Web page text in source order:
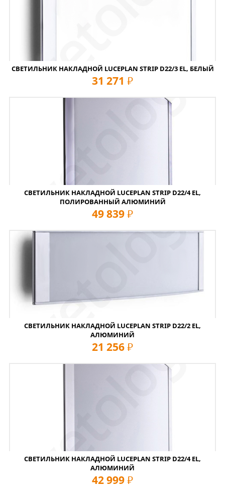
СВЕТИЛЬНИК НАКЛАДНОЙ LUCEPLAN STRIP D22/3 EL, БЕЛЫЙ
31 271 руб
СВЕТИЛЬНИК НАКЛАДНОЙ LUCEPLAN STRIP D22/4 EL,
ПОЛИРОВАННЫЙ АЛЮМИНИЙ
49 839 руб
СВЕТИЛЬНИК НАКЛАДНОЙ LUCEPLAN STRIP D22/2 EL,
АЛЮМИНИЙ
21 256 руб
СВЕТИЛЬНИК НАКЛАДНОЙ LUCEPLAN STRIP D22/4 EL,
АЛЮМИНИЙ
42 999 руб